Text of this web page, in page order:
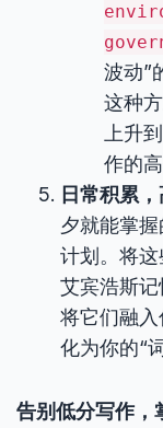
波动”
这种
上升
作的高
日常积累
夕就能掌
计划。将
艾宾浩斯记
将它们融
化为你的“
告别低分写作，